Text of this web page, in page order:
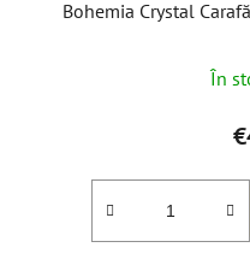
Bohemia Crystal
În